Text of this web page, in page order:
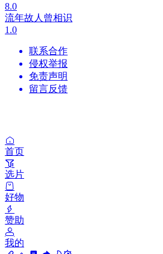
8.0
流年故人曾相识
1.0
联系合作
侵权举报
免责声明
留言反馈
首页
选片
好物
赞助
我的